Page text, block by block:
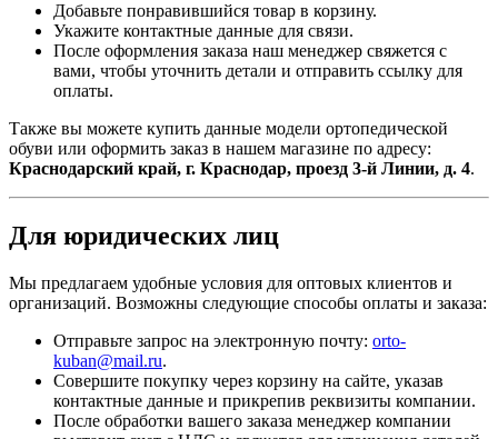
Добавьте понравившийся товар в корзину.
Укажите контактные данные для связи.
После оформления заказа наш менеджер свяжется с
вами, чтобы уточнить детали и отправить ссылку для
оплаты.
Также вы можете купить данные модели ортопедической
обуви или оформить заказ в нашем магазине по адресу:
Краснодарский край, г. Краснодар, проезд 3-й Линии, д. 4.
Для юридических лиц
Мы предлагаем удобные условия для оптовых клиентов и
организаций. Возможны следующие способы оплаты и заказа:
Отправьте запрос на электронную почту: orto-
kuban@mail.ru.
Совершите покупку через корзину на сайте, указав
контактные данные и прикрепив реквизиты компании.
После обработки вашего заказа менеджер компании